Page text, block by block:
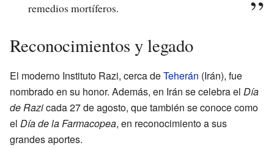
remedios mortíferos.
Reconocimientos y legado
El moderno Instituto Razi, cerca deTeherán (Irán), fue
nombrado en su honor. Además, en Irán se celebra el Día
de Razicada 27 de agosto, que también se conoce como
el Día de la Farmacopea, en reconocimiento a sus
grandes aportes.